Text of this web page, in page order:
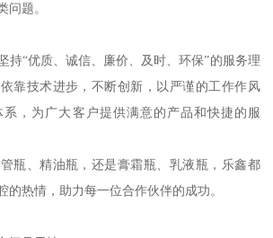
问题。
持“优质、诚信、廉价、及时、环保”的服务理
靠技术进步，不断创新，以严谨的工作作风
，为广大客户提供满意的产品和快捷的服
瓶、精油瓶，还是膏霜瓶、乳液瓶，乐鑫都
的热情，助力每一位合作伙伴的成功。